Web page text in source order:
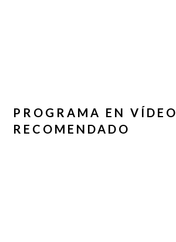
PROGRAMA EN VÍDEO
RECOMENDADO